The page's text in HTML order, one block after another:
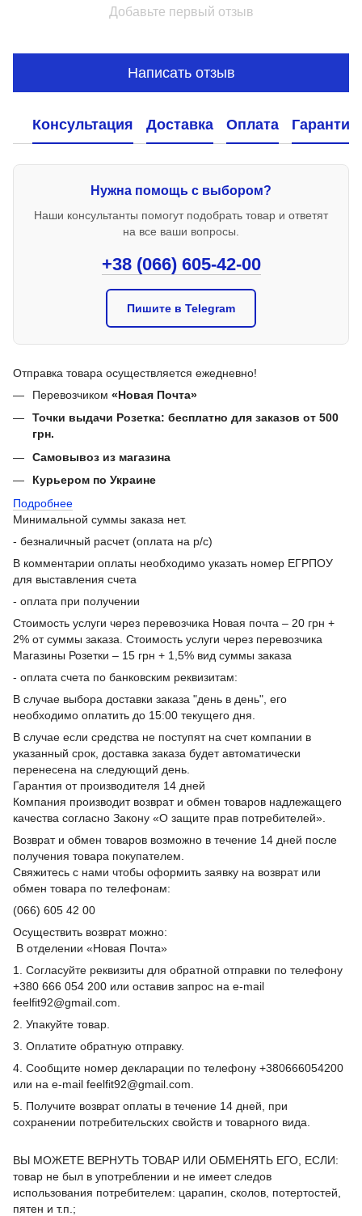
Добавьте первый отзыв
Написать отзыв
Консультация Доставка Оплата Гарантия
Нужна помощь с выбором?
Наши консультанты помогут подобрать товар и ответят
на все ваши вопросы.
+38 (066) 605-42-00
Пишите в Telegram
Отправка товара осуществляется ежедневно!
Перевозчиком «Новая Почта»
Точки выдачи Розетка: бесплатно для заказов от 500
грн.
Самовывоз из магазина
Курьером по Украине
Подробнее
Минимальной суммы заказа нет.
- безналичный расчет (оплата на р/с)
В комментарии оплаты необходимо указать номер ЕГРПОУ
для выставления счета
- оплата при получении
Стоимость услуги через перевозчика Новая почта – 20 грн +
2% от суммы заказа. Стоимость услуги через перевозчика
Магазины Розетки – 15 грн + 1,5% вид суммы заказа
- оплата счета по банковским реквизитам:
В случае выбора доставки заказа "день в день", его
необходимо оплатить до 15:00 текущего дня.
В случае если средства не поступят на счет компании в
указанный срок, доставка заказа будет автоматически
перенесена на следующий день.
Гарантия от производителя 14 дней
Компания производит возврат и обмен товаров надлежащего
качества согласно Закону «О защите прав потребителей».
Возврат и обмен товаров возможно в течение 14 дней после
получения товара покупателем.
Свяжитесь с нами чтобы оформить заявку на возврат или
обмен товара по телефонам:
(066) 605 42 00
Осуществить возврат можно:
В отделении «Новая Почта»
1. Согласуйте реквизиты для обратной отправки по телефону
+380 666 054 200 или оставив запрос на e-mail
feelfit92@gmail.com.
2. Упакуйте товар.
3. Оплатите обратную отправку.
4. Сообщите номер декларации по телефону +380666054200
или на e-mail feelfit92@gmail.com.
5. Получите возврат оплаты в течение 14 дней, при
сохранении потребительских свойств и товарного вида.
ВЫ МОЖЕТЕ ВЕРНУТЬ ТОВАР ИЛИ ОБМЕНЯТЬ ЕГО, ЕСЛИ:
товар не был в употреблении и не имеет следов
использования потребителем: царапин, сколов, потертостей,
пятен и т.п.;